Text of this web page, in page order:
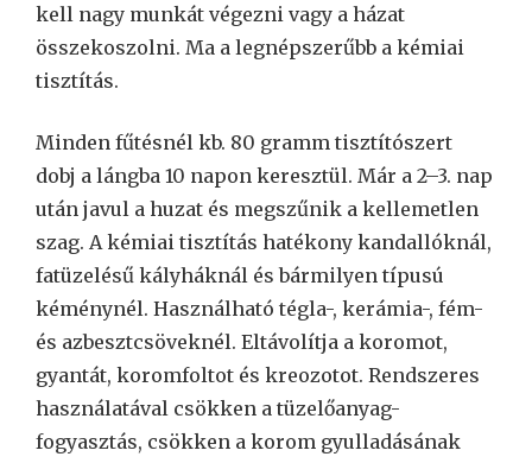
kell nagy munkát végezni vagy a házat
összekoszolni. Ma a legnépszerűbb a kémiai
tisztítás.
Minden fűtésnél kb. 80 gramm tisztítószert
dobj a lángba 10 napon keresztül. Már a 2–3. nap
után javul a huzat és megszűnik a kellemetlen
szag. A kémiai tisztítás hatékony kandallóknál,
fatüzelésű kályháknál és bármilyen típusú
kéménynél. Használható tégla-, kerámia-, fém-
és azbesztcsöveknél. Eltávolítja a koromot,
gyantát, koromfoltot és kreozotot. Rendszeres
használatával csökken a tüzelőanyag-
fogyasztás, csökken a korom gyulladásának